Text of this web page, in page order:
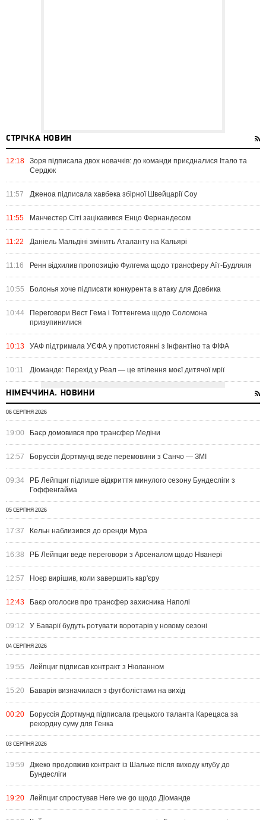
СТРІЧКА НОВИН
12:18
Зоря підписала двох новачків: до команди приєдналися Італо та
Сердюк
11:57 Дженоа підписала хавбека збірної Швейцарії Соу
11:55 Манчестер Сіті зацікавився Енцо Фернандесом
11:22 Даніель Мальдіні змінить Аталанту на Кальярі
11:16 Ренн відхилив пропозицію Фулгема щодо трансферу Аїт-Будляля
10:55 Болонья хоче підписати конкурента в атаку для Довбика
10:44
Переговори Вест Гема і Тоттенгема щодо Соломона
призупинилися
10:13 УАФ підтримала УЄФА у протистоянні з Інфантіно та ФІФА
10:11 Діоманде: Перехід у Реал — це втілення моєї дитячої мрії
НІМЕЧЧИНА. НОВИНИ
06 СЕРПНЯ 2026
19:00 Баєр домовився про трансфер Медіни
12:57 Боруссія Дортмунд веде перемовини з Санчо — ЗМІ
09:34
РБ Лейпциг підпише відкриття минулого сезону Бундесліги з
Гоффенгайма
05 СЕРПНЯ 2026
17:37 Кельн наблизився до оренди Мура
16:38 РБ Лейпциг веде переговори з Арсеналом щодо Нванері
12:57 Ноєр вирішив, коли завершить кар'єру
12:43 Баєр оголосив про трансфер захисника Наполі
09:12 У Баварії будуть ротувати воротарів у новому сезоні
04 СЕРПНЯ 2026
19:55 Лейпциг підписав контракт з Нюланном
15:20 Баварія визначилася з футболістами на вихід
00:20
Боруссія Дортмунд підписала грецького таланта Карецаса за
рекордну суму для Генка
03 СЕРПНЯ 2026
19:59
Джеко продовжив контракт із Шальке після виходу клубу до
Бундесліги
19:20 Лейпциг спростував Here we go щодо Діоманде